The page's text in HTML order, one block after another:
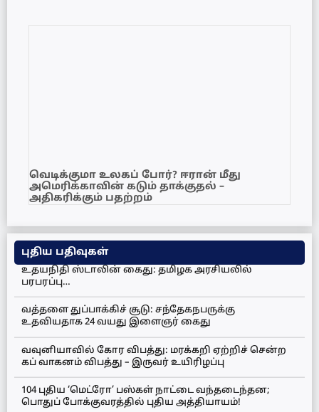
வெடிக்குமா உலகப் போர்? ஈரான் மீது
அமெரிக்காவின் கடும் தாக்குதல் –
அதிகரிக்கும் பதற்றம்
புதிய பதிவுகள்
உதயநிதி ஸ்டாலின் கைது: தமிழக அரசியலில்
பரபரப்பு…
வத்தளை துப்பாக்கிச் சூடு: சந்தேகநபருக்கு
உதவியதாக 24 வயது இளைஞர் கைது
வவுனியாவில் கோர விபத்து: மரக்கறி ஏற்றிச் சென்ற
கப் வாகனம் விபத்து – இருவர் உயிரிழப்பு
104 புதிய ‘மெட்ரோ’ பஸ்கள் நாட்டை வந்தடைந்தன;
பொதுப் போக்குவரத்தில் புதிய அத்தியாயம்!